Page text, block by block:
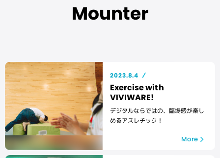
Mounter
2023.8.4
Exercise with
VIVIWARE!
デジタルならではの、臨場感が楽し
めるアスレチック！
More